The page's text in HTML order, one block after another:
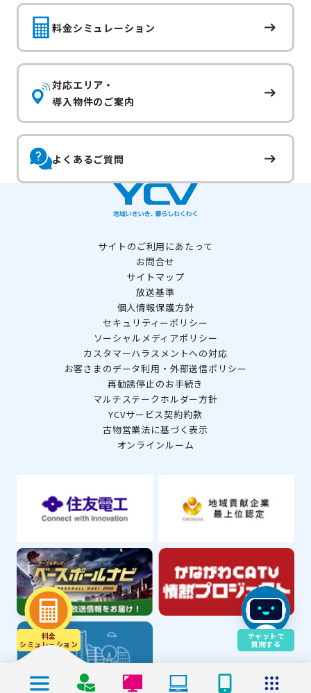
料金シミュレーション
対応エリア・
導入物件のご案内
よくあるご質問
料金
シミュレ－ション
サイトのご利用にあたって
お問合せ
サイトマップ
放送基準
個人情報保護方針
セキュリティーポリシー
ソーシャルメディアポリシー
カスタマーハラスメントへの対応
お客さまのデータ利用・外部送信ポリシー
再勧誘停止のお手続き
マルチステークホルダー方針
YCVサービス契約約款
古物営業法に基づく表示
オンラインルーム
チャットで
質問する